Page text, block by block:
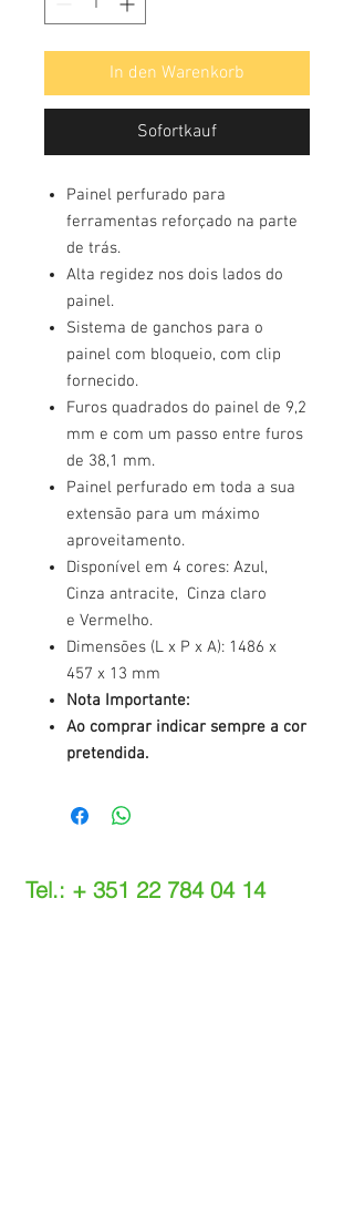
In den Warenkorb
Sofortkauf
Painel perfurado para
ferramentas reforçado na parte
de trás.
Alta regidez nos dois lados do
painel.
Sistema de ganchos para o
painel com bloqueio, com clip
fornecido.
Furos quadrados do painel de 9,2
mm e com um passo entre furos
de 38,1 mm.
Painel perfurado em toda a sua
extensão para um máximo
aproveitamento.
Disponível em 4 cores: Azul,
Cinza antracite, Cinza claro
e Vermelho.
Dimensões (L x P x A): 1486 x
457 x 13 mm
Nota Importante:
Ao comprar indicar sempre a cor
pretendida.
Tel.: + 351 22 784 04 14